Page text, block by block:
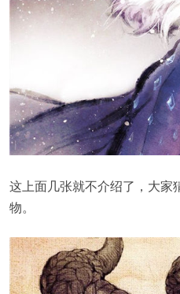
这上面几张就不介绍了，大家
物。